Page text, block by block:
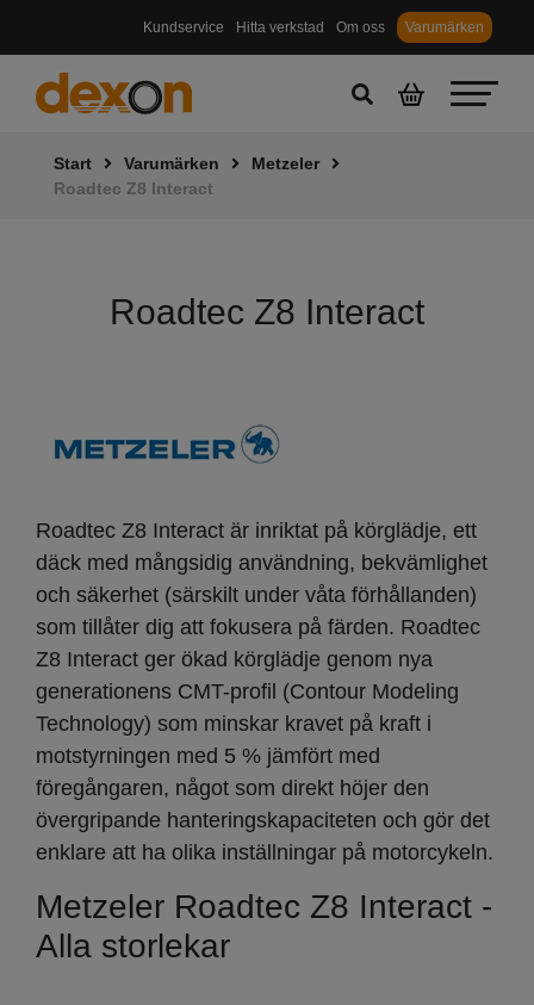
Kundservice Hitta verkstad Om oss Varumärken
Start Varumärken
Metzeler
Roadtec Z8 Interact
Roadtec Z8 Interact
Roadtec Z8 Interact är inriktat på körglädje, ett
däck med mångsidig användning, bekvämlighet
och säkerhet (särskilt under våta förhållanden)
som tillåter dig att fokusera på färden. Roadtec
Z8 Interact ger ökad körglädje genom nya
generationens CMT-profil (Contour Modeling
Technology) som minskar kravet på kraft i
motstyrningen med 5 % jämfört med
föregångaren, något som direkt höjer den
övergripande hanteringskapaciteten och gör det
enklare att ha olika inställningar på motorcykeln.
Metzeler Roadtec Z8 Interact -
Alla storlekar